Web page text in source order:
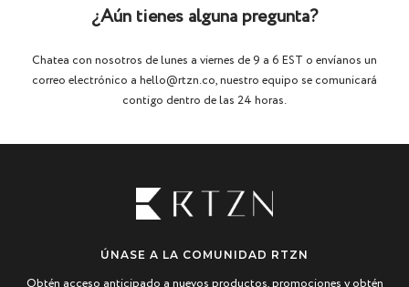
¿Aún tienes alguna pregunta?
Chatea con nosotros de lunes a viernes de 9 a 6 EST o envíanos un
correo electrónico a hello@rtzn.co, nuestro equipo se comunicará
contigo dentro de las 24 horas.
ÚNASE A LA COMUNIDAD RTZN
Obtén acceso anticipado a nuevos productos, promociones y obtén